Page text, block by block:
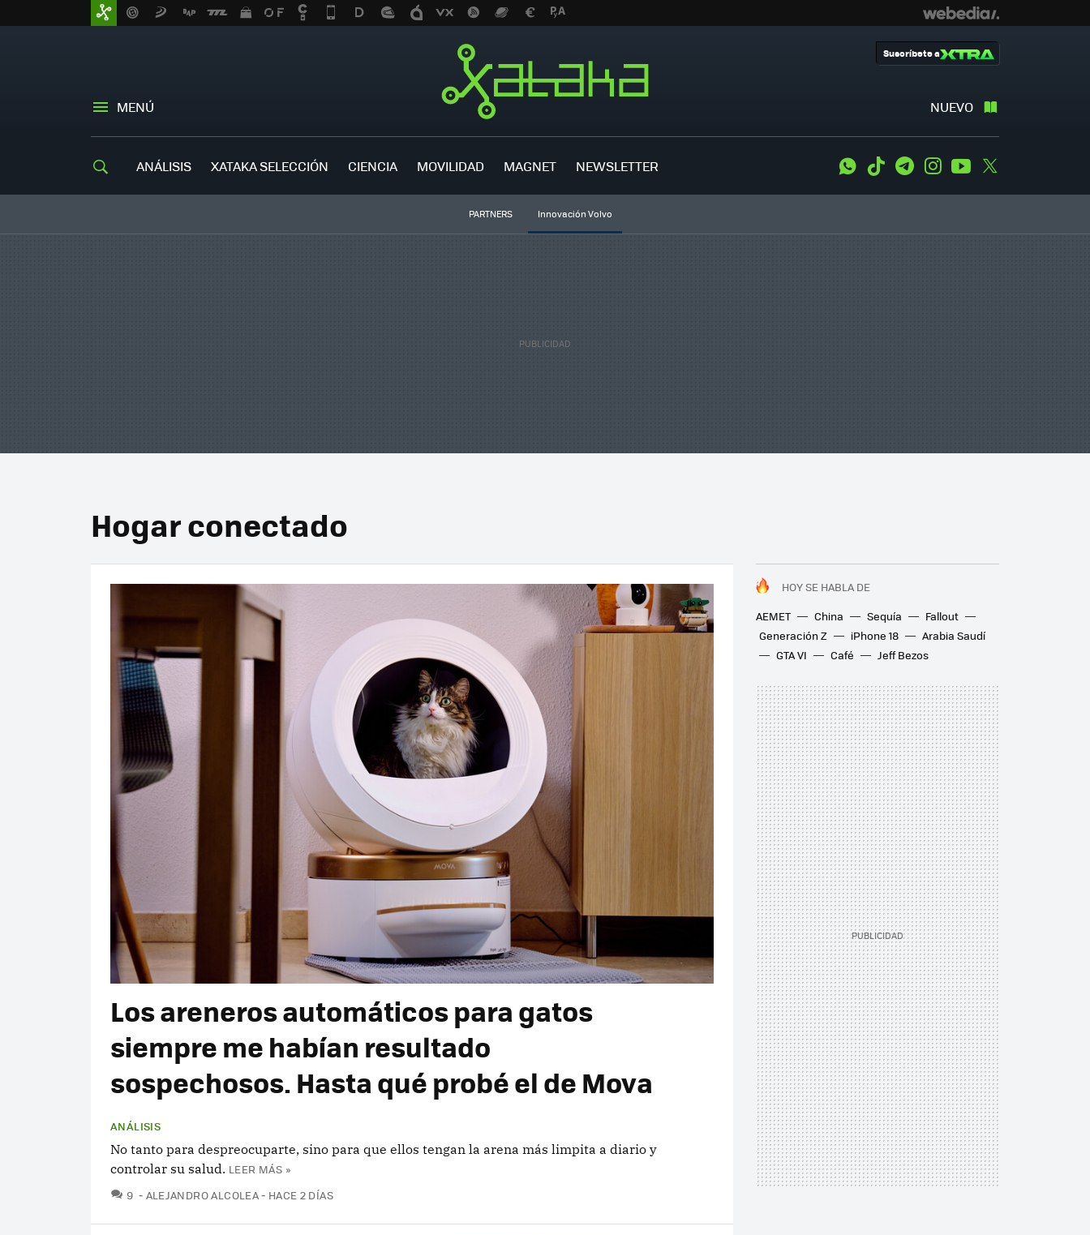
MENÚ NUEVO
Suscríbete a
ANÁLISIS XATAKA SELECCIÓN CIENCIA MOVILIDAD MAGNET NEWSLETTER WhatsApp
Tiktok TelegramInstagramYoutube
PARTNERS Innovación Volvo
Hogar conectado
HOY SE HABLA DE
AEMET
China Sequía
Fallout
Generación Z
iPhone 18
Arabia Saudí
GTA VI
Café Jeff Bezos
Los areneros automáticos para gatos
siempre me habían resultado
sospechosos. Hasta qué probé el de Mova
ANÁLISIS
No tanto para despreocuparte, sino para que ellos tengan la arena más limpita a diario y
controlar su salud. LEER MÁS »
9 COMENTARIOS
ALEJANDRO ALCOLEA HACE 2 DÍAS